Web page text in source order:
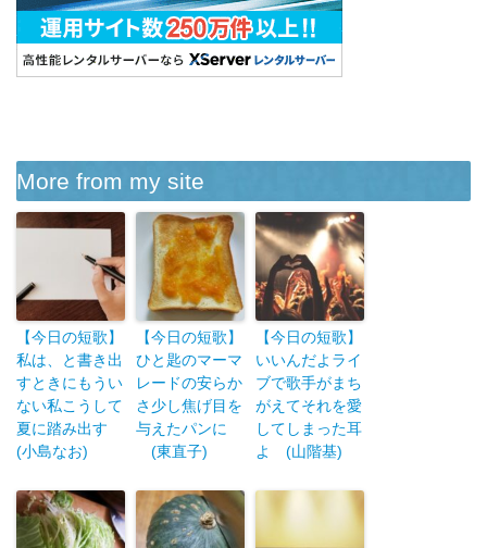
More from my site
【今日の短歌】
私は、と書き出
すときにもうい
ない私こうして
夏に踏み出す
(小島なお)
【今日の短歌】
ひと匙のマーマ
レードの安らか
さ少し焦げ目を
与えたパンに
(東直子)
【今日の短歌】
いいんだよライ
ブで歌手がまち
がえてそれを愛
してしまった耳
よ (山階基)